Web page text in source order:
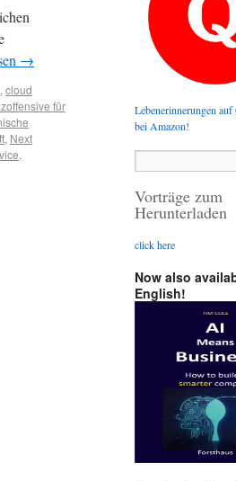
→
, cloud
für
, Next
,
Lebenerinnerungen
bei Amazon!
Vorträge zum
Herunterladen
click here
Now also
English!